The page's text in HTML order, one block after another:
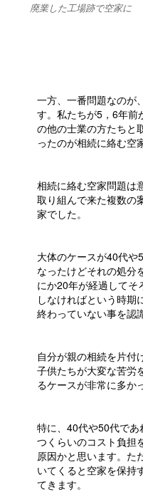
廃業した工場跡で空家に
一方、一番問題なのが
す。私たちが5，6年前
の他の士業の方たちと
ったのが相続に絡む空
相続に絡む空家問題は
取り組んで来た複数の
家でした。
大体のケースが40代や
なったけどそれの処分
にか20年が経過してそ
しなければという時期
終わっていない事を認
自分が親の相続を片付
子供たちが大変な苦労
るケースが非常に多か
特に、40代や50代で
つくらいのコスト負担
原因かと思います。た
いてくると空家を保持
てきます。